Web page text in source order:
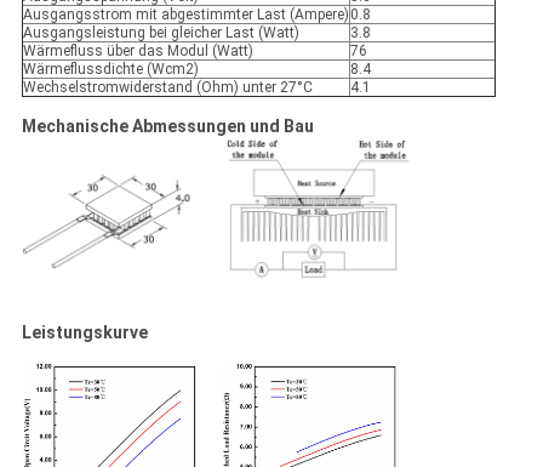
Ausgangsstrom mit abgestimmter Last (Ampere) 0.8
Ausgangsleistung bei gleicher Last (Watt)
3.8
Wärmefluss über das Modul (Watt)
76
Wärmeflussdichte (Wcm2)
8.4
Wechselstromwiderstand (Ohm) unter 27°C
4.1
Mechanische Abmessungen und Bau
Leistungskurve